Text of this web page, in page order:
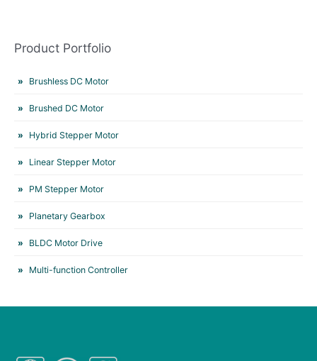
Product Portfolio
Brushless DC Motor
Brushed DC Motor
Hybrid Stepper Motor
Linear Stepper Motor
PM Stepper Motor
Planetary Gearbox
BLDC Motor Drive
Multi-function Controller